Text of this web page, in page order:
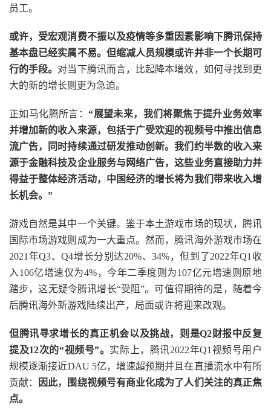
员工。
或许，受宏观消费不振以及疫情等多重因素影响下腾讯保持
基本盘已经实属不易。但缩减人员规模或许并非一个长期可
行的手段。 对当下腾讯而言，比起降本增效，如何寻找到更
大的新的增长则更为急迫。
正如马化腾所言：“展望未来，我们将聚焦于提升业务效率
并增加新的收入来源，包括于广受欢迎的视频号中推出信息
流广告，同时持续通过研发推动创新。我们约半数的收入来
源于金融科技及企业服务与网络广告，这些业务直接助力并
得益于整体经济活动，中国经济的增长将为我们带来收入增
长机会。”
游戏自然是其中一个关键。鉴于本土游戏市场的现状，腾讯
国际市场游戏则成为一大重点。然而，腾讯海外游戏市场在
2021年Q3、Q4增长分别达20%、34%，但到了2022年Q1收
入106亿增速仅为4%，今年二季度则为107亿元增速则原地
踏步，这无疑令腾讯增长“受阻”。可值得期待的是，随着今
后腾讯海外新游戏陆续出产，局面或许将迎来改观。
但腾讯寻求增长的真正机会以及挑战，则是Q2财报中反复
提及12次的“视频号”。 实际上，腾讯2022年Q1视频号用户
规模逐渐接近DAU 5亿，增速超预期并且在直播流水中有所
贡献：
因此，围绕视频号有商业化成为了人们关注的真正焦
点。